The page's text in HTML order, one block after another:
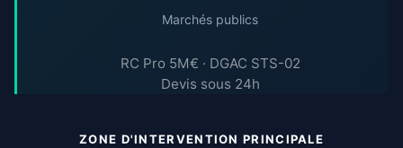
Marchés publics
RC Pro 5M€ · DGAC STS-02
Devis sous 24h
ZONE D'INTERVENTION PRINCIPALE